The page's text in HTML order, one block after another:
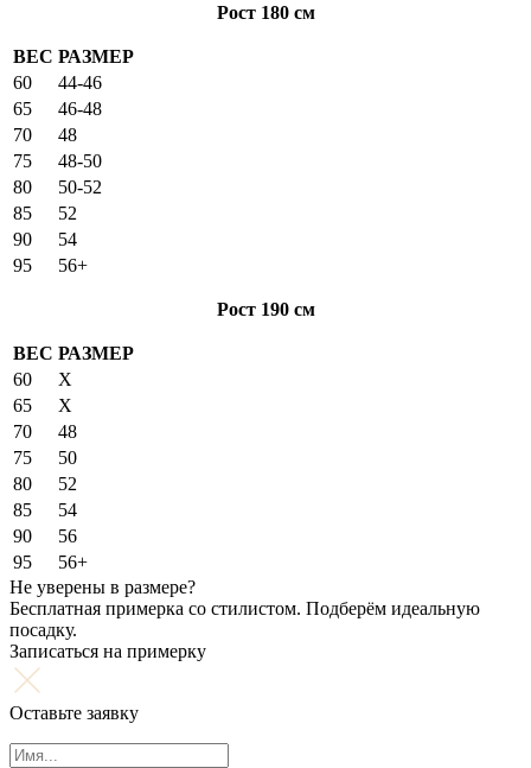
Рост 180 см
ВЕС РАЗМЕР
60
44-46
65
46-48
70
48
75
48-50
80
50-52
85
52
90
54
95
56+
Рост 190 см
ВЕС РАЗМЕР
60
X
65
X
70
48
75
50
80
52
85
54
90
56
95
56+
Не уверены в размере?
Бесплатная примерка со стилистом. Подберём идеальную
посадку.
Записаться на примерку
Оставьте заявку